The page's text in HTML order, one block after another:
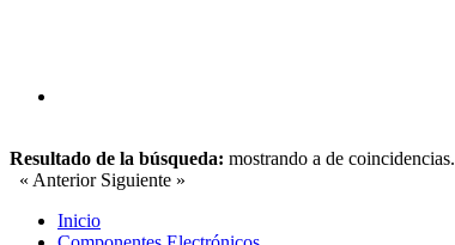
Resultado de la búsqueda: mostrando a de coincidencias.
« Anterior Siguiente »
Inicio